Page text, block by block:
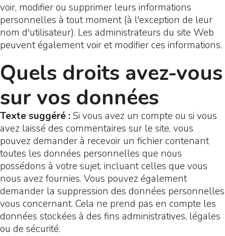
voir, modifier ou supprimer leurs informations
personnelles à tout moment (à l'exception de leur
nom d'utilisateur). Les administrateurs du site Web
peuvent également voir et modifier ces informations.
Quels droits avez-vous
sur vos données
Texte suggéré :Si vous avez un compte ou si vous
avez laissé des commentaires sur le site, vous
pouvez demander à recevoir un fichier contenant
toutes les données personnelles que nous
possédons à votre sujet, incluant celles que vous
nous avez fournies. Vous pouvez également
demander la suppression des données personnelles
vous concernant. Cela ne prend pas en compte les
données stockées à des fins administratives, légales
ou de sécurité.